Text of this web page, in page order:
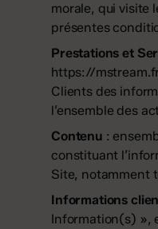
morale, qui visite
présentes
Prestations et
https://
Clients des
l’ensemble des
Contenu :
constituant
Site, notamment
Informations
Information(s) »,